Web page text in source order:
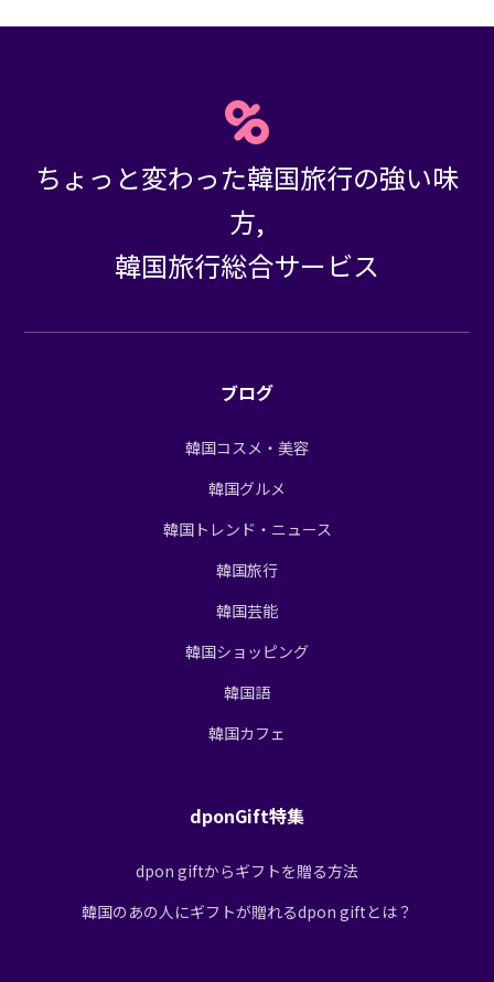
ちょっと変わった韓国旅行の強い味
方,
韓国旅行総合サービス
ブログ
韓国コスメ・美容
韓国グルメ
韓国トレンド・ニュース
韓国旅行
韓国芸能
韓国ショッピング
韓国語
韓国カフェ
dponGift特集
dpon giftからギフトを贈る方法
韓国のあの人にギフトが贈れるdpon giftとは？